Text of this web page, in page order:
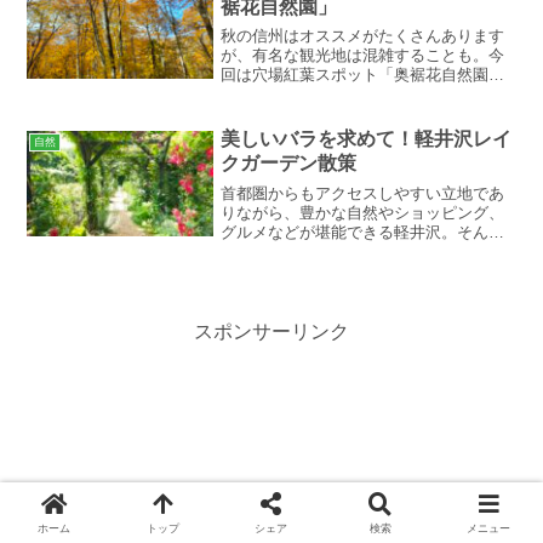
裾花自然園」
秋の信州はオススメがたくさんあります
が、有名な観光地は混雑することも。今
回は穴場紅葉スポット「奥裾花自然園」
自然
美しいバラを求めて！軽井沢レイ
クガーデン散策
首都圏からもアクセスしやすい立地であ
りながら、豊かな自然やショッピング、
グルメなどが堪能できる軽井沢。そんな
スポンサーリンク
ホーム トップ シェア 検索 メニュー